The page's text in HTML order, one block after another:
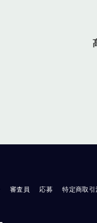
審査員 応募 特定商取